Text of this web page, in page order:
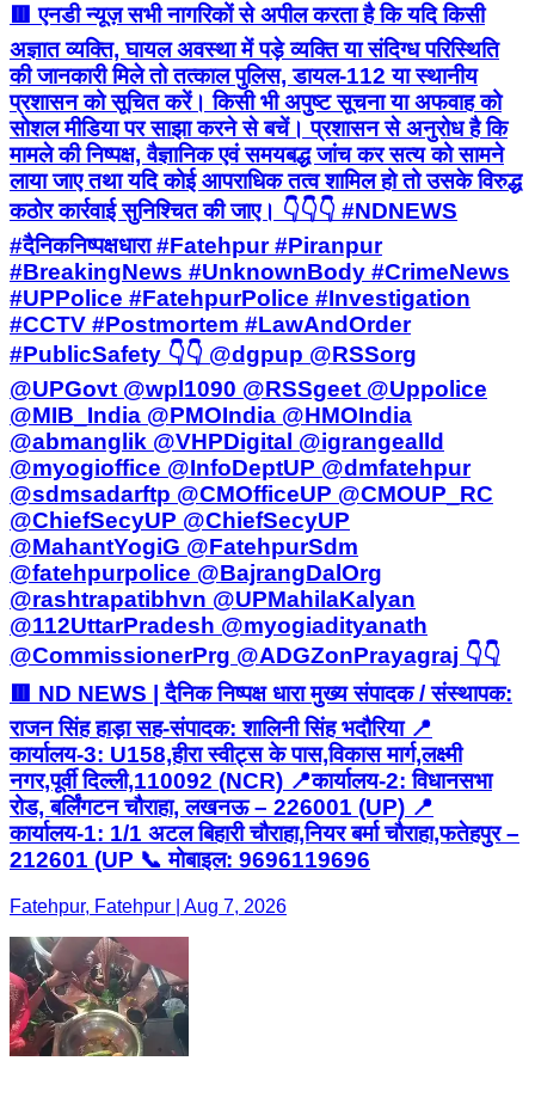
🟥 एनडी न्यूज़ सभी नागरिकों से अपील करता है कि यदि किसी
अज्ञात व्यक्ति, घायल अवस्था में पड़े व्यक्ति या संदिग्ध परिस्थिति
की जानकारी मिले तो तत्काल पुलिस, डायल-112 या स्थानीय
प्रशासन को सूचित करें। किसी भी अपुष्ट सूचना या अफवाह को
सोशल मीडिया पर साझा करने से बचें। प्रशासन से अनुरोध है कि
मामले की निष्पक्ष, वैज्ञानिक एवं समयबद्ध जांच कर सत्य को सामने
लाया जाए तथा यदि कोई आपराधिक तत्व शामिल हो तो उसके विरुद्ध
कठोर कार्रवाई सुनिश्चित की जाए। 👇👇👇 #NDNEWS
#दैनिकनिष्पक्षधारा #Fatehpur #Piranpur
#BreakingNews #UnknownBody #CrimeNews
#UPPolice #FatehpurPolice #Investigation
#CCTV #Postmortem #LawAndOrder
#PublicSafety 👇👇 @dgpup @RSSorg
@UPGovt @wpl1090 @RSSgeet @Uppolice
@MIB_India @PMOIndia @HMOIndia
@abmanglik @VHPDigital @igrangealld
@myogioffice @InfoDeptUP @dmfatehpur
@sdmsadarftp @CMOfficeUP @CMOUP_RC
@ChiefSecyUP @ChiefSecyUP
@MahantYogiG @FatehpurSdm
@fatehpurpolice @BajrangDalOrg
@rashtrapatibhvn @UPMahilaKalyan
@112UttarPradesh @myogiadityanath
@CommissionerPrg @ADGZonPrayagraj 👇👇
🟥 ND NEWS | दैनिक निष्पक्ष धारा मुख्य संपादक / संस्थापक:
राजन सिंह हाड़ा सह-संपादक: शालिनी सिंह भदौरिया 📍
कार्यालय-3: U158,हीरा स्वीट्स के पास,विकास मार्ग,लक्ष्मी
नगर,पूर्वी दिल्ली,110092 (NCR) 📍कार्यालय-2: विधानसभा
रोड, बर्लिंगटन चौराहा, लखनऊ – 226001 (UP) 📍
कार्यालय-1: 1/1 अटल बिहारी चौराहा,नियर बर्मा चौराहा,फतेहपुर –
212601 (UP 📞 मोबाइल: 9696119696
Fatehpur, Fatehpur | Aug 7, 2026